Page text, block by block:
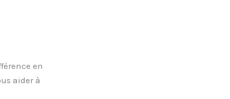
en
aider à